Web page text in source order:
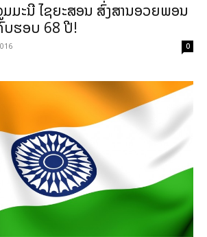
ມມະນີ ໄຊຍະສອນ ສົ່ງສານອວຍພອນ
ບຮອບ 68 ປີ!
0